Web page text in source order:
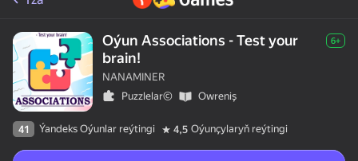
Oýun Associations - Test your
brain!
6+
NANAMINER
Puzzlelar©
Оwreniş
41 Ýandeks Oýunlar reýtingi 4,5 Oýunçylaryň reýtingi